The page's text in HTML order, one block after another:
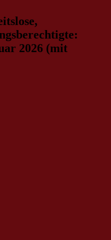
2026 (mit